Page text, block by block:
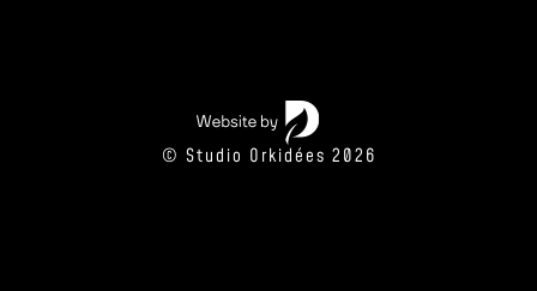
© Studio Orkidées 2026